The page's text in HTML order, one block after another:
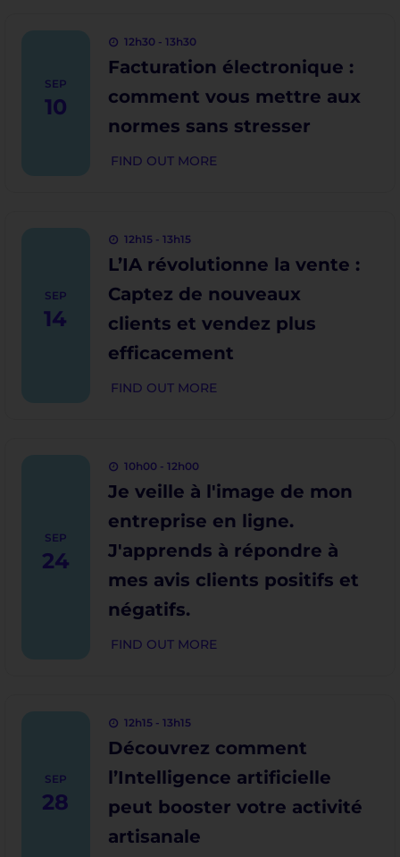
SEP
10
12h30 - 13h30
Facturation électronique :
comment vous mettre aux
normes sans stresser
FIND OUT MORE
SEP
14
12h15 - 13h15
L’IA révolutionne la vente :
Captez de nouveaux
clients et vendez plus
efficacement
FIND OUT MORE
SEP
24
10h00 - 12h00
Je veille à l'image de mon
entreprise en ligne.
J'apprends à répondre à
mes avis clients positifs et
négatifs.
FIND OUT MORE
SEP
28
12h15 - 13h15
Découvrez comment
l’Intelligence artificielle
peut booster votre activité
artisanale